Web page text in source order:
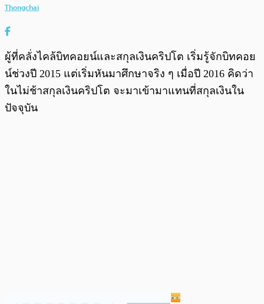
Thongchai
ผู้ที่คลั่งไคล้บิทคอยน์และสกุลเงินคริปโต เริ่มรู้จักบิทคอย
น์ช่วงปี 2015 แต่เริ่มหันมาศึกษาจริง ๆ เมื่อปี 2016 คิดว่า
ในไม่ช้าสกุลเงินคริปโต จะมาเข้ามาแทนที่สกุลเงินใน
ปัจจุบัน